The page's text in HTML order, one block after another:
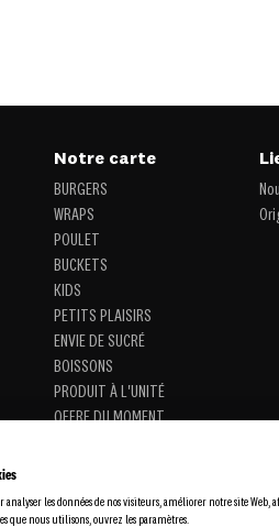
Notre carte
BURGERS
WRAPS
POULET
BUCKETS
KIDS
PETITS PLAISIRS
ENVIE DE SUCRÉ
BOISSONS
PRODUIT À L'UNITÉ
OFFRE DU MOMENT
analyser les données de nos visiteurs, améliorer notre site
que nous utilisons, ouvrez les paramètres.